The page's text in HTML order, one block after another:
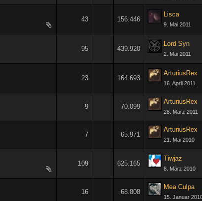
43 156.446
Lisca
9. Mai 2011
95 439.920
Lord Syn
2. Mai 2011
23 164.693
ArturiusRex
16. April 2011
9 70.099
ArturiusRex
28. März 2011
7 65.971
ArturiusRex
21. Mai 2010
109 625.165
Tiwjaz
8. März 2010
16 68.808
Mea Culpa
15. Januar